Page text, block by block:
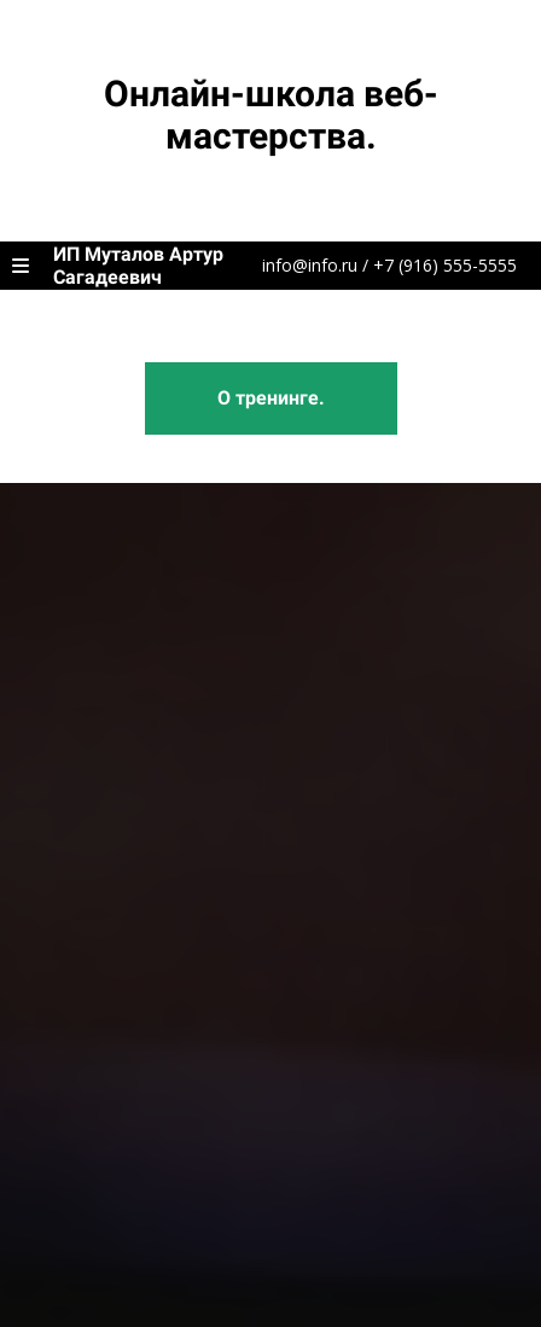
Онлайн-школа веб-
мастерства.
ИП Муталов Артур
Сагадеевич
info@info.ru / +7 (916) 555-5555
О тренинге.